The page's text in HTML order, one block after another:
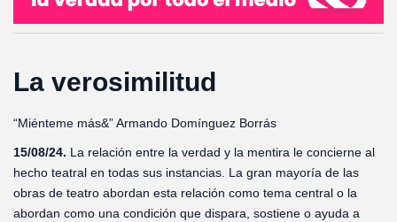
La verosimilitud
“Miénteme más&” Armando Domínguez Borrás
15/08/24. La relación entre la verdad y la mentira le concierne al
hecho teatral en todas sus instancias. La gran mayoría de las
obras de teatro abordan esta relación como tema central o la
abordan como una condición que dispara, sostiene o ayuda a